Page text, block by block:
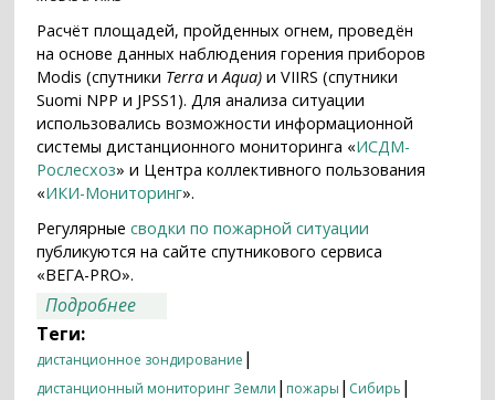
Расчёт площадей, пройденных огнем, проведён
на основе данных наблюдения горения приборов
Modis (спутники Terra иAqua) и VIIRS (спутники
Suomi NPP и JPSS1). Для анализа ситуации
использовались возможности информационной
системы дистанционного мониторинга «ИСДМ-
Рослесхоз» и Центра коллективного пользования
«ИКИ-Мониторинг».
Регулярныесводки по пожарной ситуации
публикуются на сайте спутникового сервиса
«ВЕГА-PRO».
Подробнее
состоянию на начало августа 2019
года
Теги:
дистанционное зондирование |
дистанционный мониторинг Земли | пожары | Сибирь |